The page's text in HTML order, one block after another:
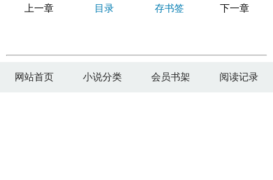
上一章 目录 存书签 下一章
网站首页 小说分类 会员书架 阅读记录